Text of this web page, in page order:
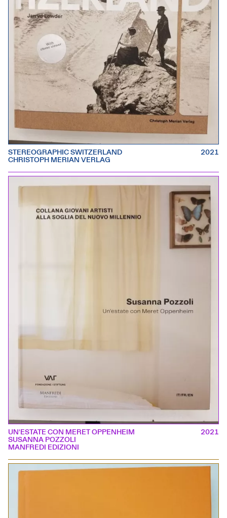
STEREOGRAPHIC SWITZERLAND
CHRISTOPH MERIAN VERLAG
2021
UN'ESTATE CON MERET OPPENHEIM
SUSANNA POZZOLI
MANFREDI EDIZIONI
2021